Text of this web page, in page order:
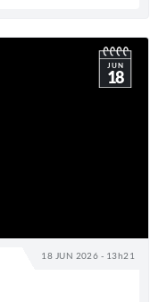
18 JUN 2026 - 13h21
JUN
18